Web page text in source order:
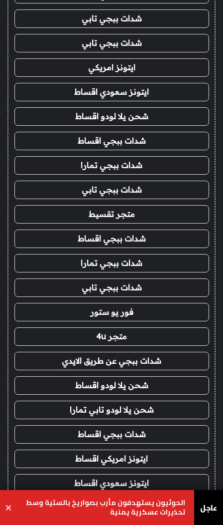
شدات ببجي تابي
شدات ببجي تابي
ايتونز امريكي
ايتونز سعودي اقساط
شحن يلا لودو اقساط
شدات ببجي اقساط
شدات ببجي تمارا
شدات ببجي تابي
متجر تقسيط
شدات ببجي اقساط
شدات ببجي تمارا
شدات ببجي تابي
فور يو ستور
متجر 4u
شدات ببجي عن طريق الايدي
شحن يلا لودو اقساط
شحن يلا لودو تابي تمارا
شدات ببجي اقساط
ايتونز امريكي اقساط
ايتونز سعودي اقساط
فور يو
عاجل الحوثيون يستهدفون مأرب بصواريخ بالستية وسط
تحذيرات عسكرية يمنية ×